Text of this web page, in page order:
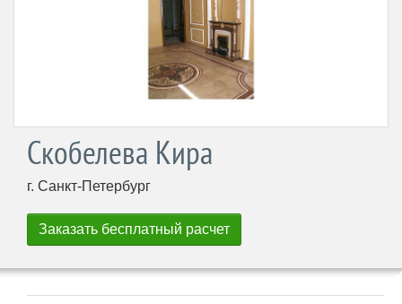
Скобелева Кира
г. Санкт-Петербург